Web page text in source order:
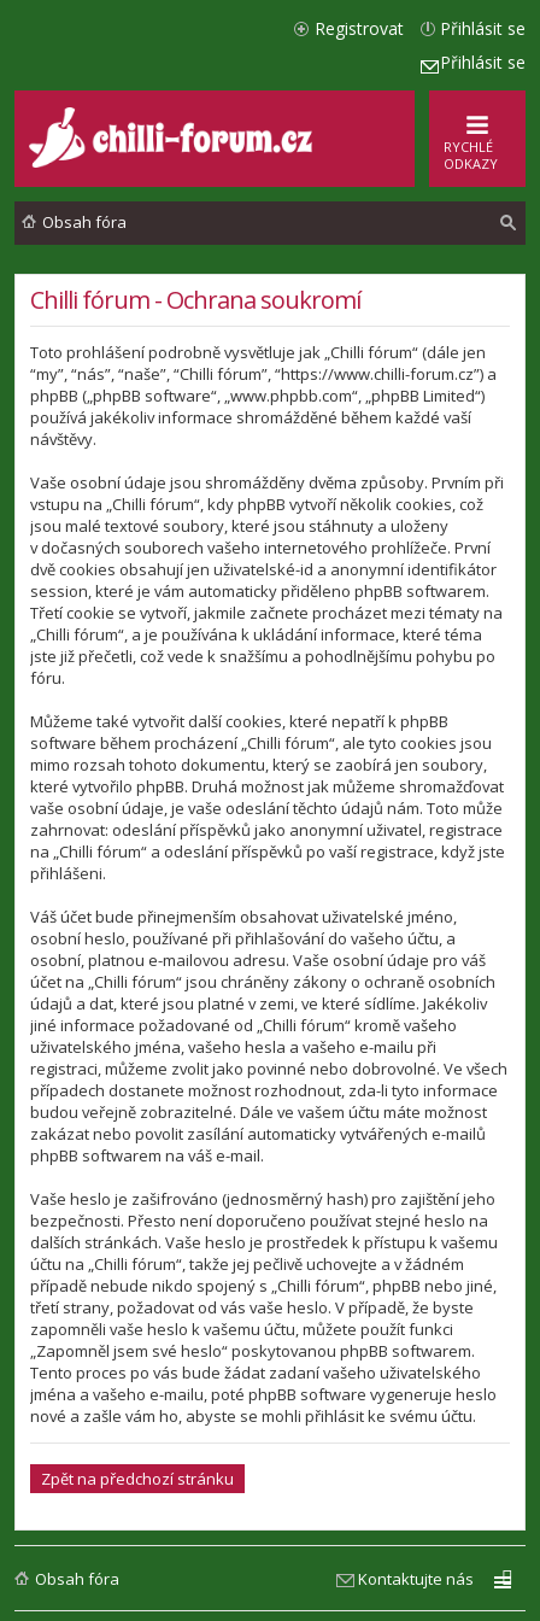
Přihlásit se
Přihlásit se
Registrovat
RYCHLÉ
ODKAZY
Obsah fóra
Chilli fórum - Ochrana soukromí
Toto prohlášení podrobně vysvětluje jak „Chilli fórum“ (dále jen
“my”, “nás”, “naše”, “Chilli fórum”, “https://www.chilli-forum.cz”) a
phpBB („phpBB software“, „www.phpbb.com“, „phpBB Limited“)
používá jakékoliv informace shromážděné během každé vaší
návštěvy.
Vaše osobní údaje jsou shromážděny dvěma způsoby. Prvním při
vstupu na „Chilli fórum“, kdy phpBB vytvoří několik cookies, což
jsou malé textové soubory, které jsou stáhnuty a uloženy
v dočasných souborech vašeho internetového prohlížeče. První
dvě cookies obsahují jen uživatelské-id a anonymní identifikátor
session, které je vám automaticky přiděleno phpBB softwarem.
Třetí cookie se vytvoří, jakmile začnete procházet mezi tématy na
„Chilli fórum“, a je používána k ukládání informace, které téma
jste již přečetli, což vede k snažšímu a pohodlnějšímu pohybu po
fóru.
Můžeme také vytvořit další cookies, které nepatří k phpBB
software během procházení „Chilli fórum“, ale tyto cookies jsou
mimo rozsah tohoto dokumentu, který se zaobírá jen soubory,
které vytvořilo phpBB. Druhá možnost jak můžeme shromažďovat
vaše osobní údaje, je vaše odeslání těchto údajů nám. Toto může
zahrnovat: odeslání příspěvků jako anonymní uživatel, registrace
na „Chilli fórum“ a odeslání příspěvků po vaší registrace, když jste
přihlášeni.
Váš účet bude přinejmenším obsahovat uživatelské jméno,
osobní heslo, používané při přihlašování do vašeho účtu, a
osobní, platnou e-mailovou adresu. Vaše osobní údaje pro váš
účet na „Chilli fórum“ jsou chráněny zákony o ochraně osobních
údajů a dat, které jsou platné v zemi, ve které sídlíme. Jakékoliv
jiné informace požadované od „Chilli fórum“ kromě vašeho
uživatelského jména, vašeho hesla a vašeho e-mailu při
registraci, můžeme zvolit jako povinné nebo dobrovolné. Ve všech
případech dostanete možnost rozhodnout, zda-li tyto informace
budou veřejně zobrazitelné. Dále ve vašem účtu máte možnost
zakázat nebo povolit zasílání automaticky vytvářených e-mailů
phpBB softwarem na váš e-mail.
Vaše heslo je zašifrováno (jednosměrný hash) pro zajištění jeho
bezpečnosti. Přesto není doporučeno používat stejné heslo na
dalších stránkách. Vaše heslo je prostředek k přístupu k vašemu
účtu na „Chilli fórum“, takže jej pečlivě uchovejte a v žádném
případě nebude nikdo spojený s „Chilli fórum“, phpBB nebo jiné,
třetí strany, požadovat od vás vaše heslo. V případě, že byste
zapomněli vaše heslo k vašemu účtu, můžete použít funkci
„Zapomněl jsem své heslo“ poskytovanou phpBB softwarem.
Tento proces po vás bude žádat zadaní vašeho uživatelského
jména a vašeho e-mailu, poté phpBB software vygeneruje heslo
nové a zašle vám ho, abyste se mohli přihlásit ke svému účtu.
Zpět na předchozí stránku
Obsah fóra Kontaktujte nás